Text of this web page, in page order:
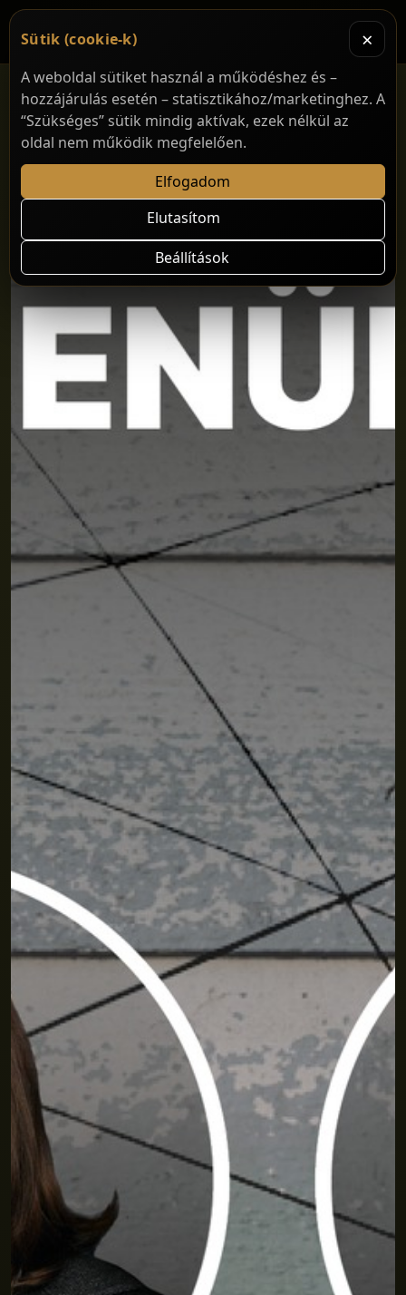
Sütik (cookie-k) ×
A weboldal sütiket használ a működéshez és –
hozzájárulás esetén – statisztikához/marketinghez. A
“Szükséges” sütik mindig aktívak, ezek nélkül az
oldal nem működik megfelelően.
Elfogadom
Elutasítom
Beállítások